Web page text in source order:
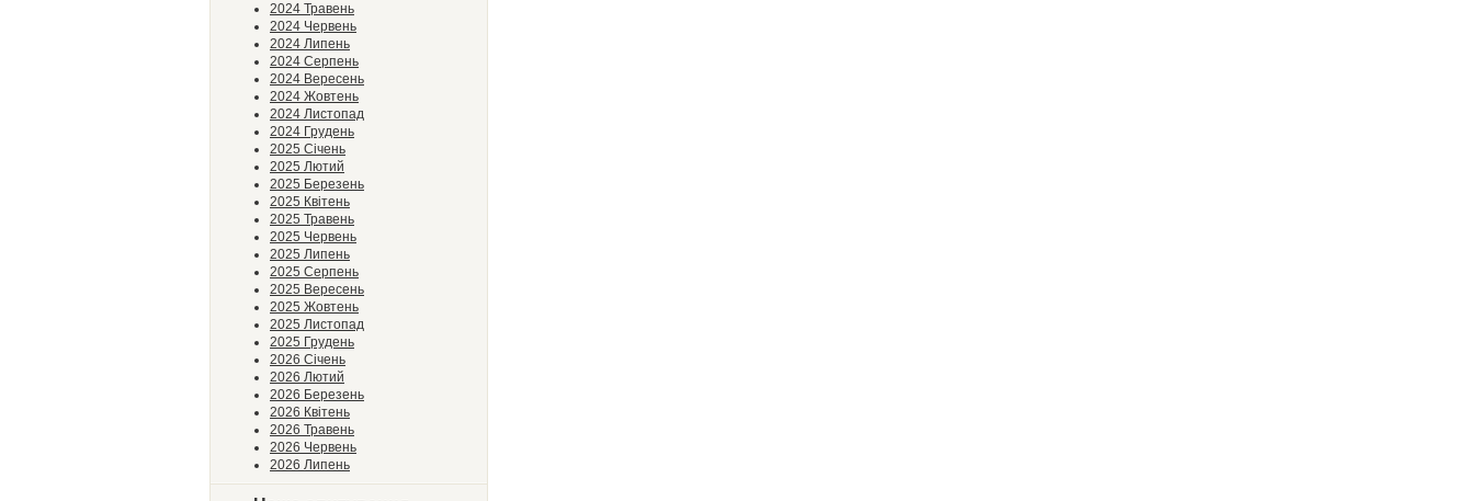
2024 Травень
2024 Червень
2024 Липень
2024 Серпень
2024 Вересень
2024 Жовтень
2024 Листопад
2024 Грудень
2025 Січень
2025 Лютий
2025 Березень
2025 Квітень
2025 Травень
2025 Червень
2025 Липень
2025 Серпень
2025 Вересень
2025 Жовтень
2025 Листопад
2025 Грудень
2026 Січень
2026 Лютий
2026 Березень
2026 Квітень
2026 Травень
2026 Червень
2026 Липень